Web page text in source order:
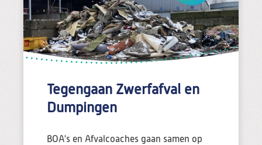
Tegengaan Zwerfafval en
Dumpingen
BOA's en Afvalcoaches gaan samen op